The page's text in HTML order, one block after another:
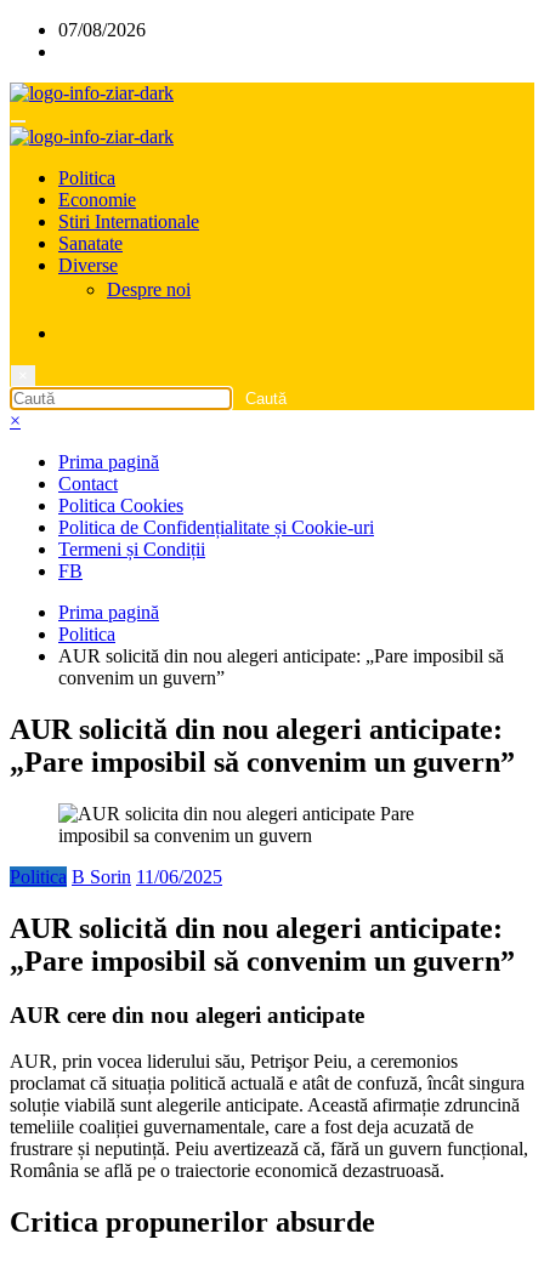
07/08/2026
Politica
Economie
Stiri Internationale
Sanatate
Diverse
Despre noi
×
Prima pagină
Contact
Politica Cookies
Politica de Confidențialitate și Cookie-uri
Termeni și Condiții
FB
Prima pagină
Politica
AUR solicită din nou alegeri anticipate: „Pare imposibil să
convenim un guvern”
AUR solicită din nou alegeri anticipate:
„Pare imposibil să convenim un guvern”
Politica B Sorin 11/06/2025
AUR solicită din nou alegeri anticipate:
„Pare imposibil să convenim un guvern”
AUR cere din nou alegeri anticipate
AUR, prin vocea liderului său, Petrişor Peiu, a ceremonios
proclamat că situația politică actuală e atât de confuză, încât singura
soluție viabilă sunt alegerile anticipate. Această afirmație zdruncină
temeliile coaliției guvernamentale, care a fost deja acuzată de
frustrare și neputință. Peiu avertizează că, fără un guvern funcțional,
România se află pe o traiectorie economică dezastruoasă.
Critica propunerilor absurde